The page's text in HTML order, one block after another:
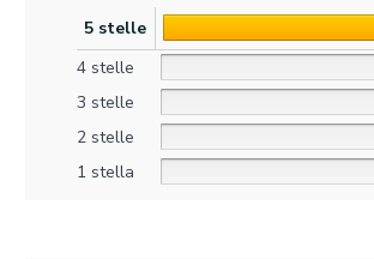
5 stelle
4 stelle
3 stelle
2 stelle
1 stella